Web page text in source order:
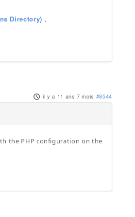
Directory) .
il y a 11 ans 7 mois #8544
the PHP configuration on the